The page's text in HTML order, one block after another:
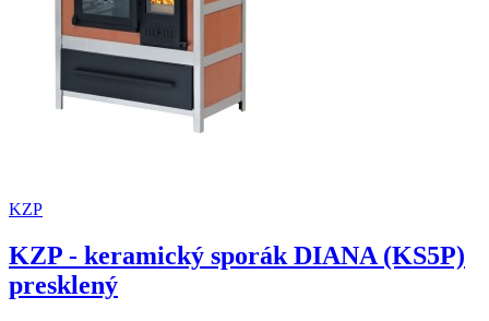
KZP
KZP - keramický sporák DIANA (KS5P)
presklený